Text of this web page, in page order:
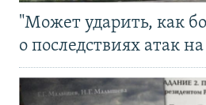
"Может ударить, как
о последствиях атак